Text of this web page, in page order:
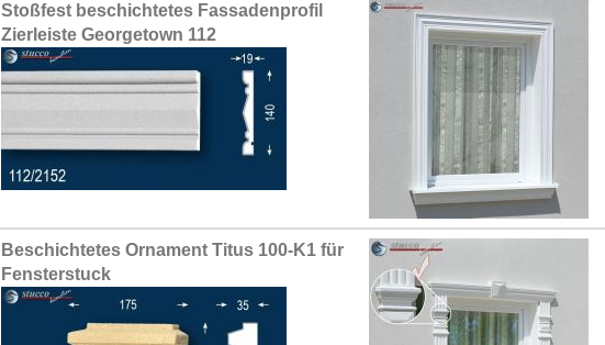
Stoßfest beschichtetes Fassadenprofil
Zierleiste Georgetown 112
Beschichtetes Ornament Titus 100-K1 für
Fensterstuck